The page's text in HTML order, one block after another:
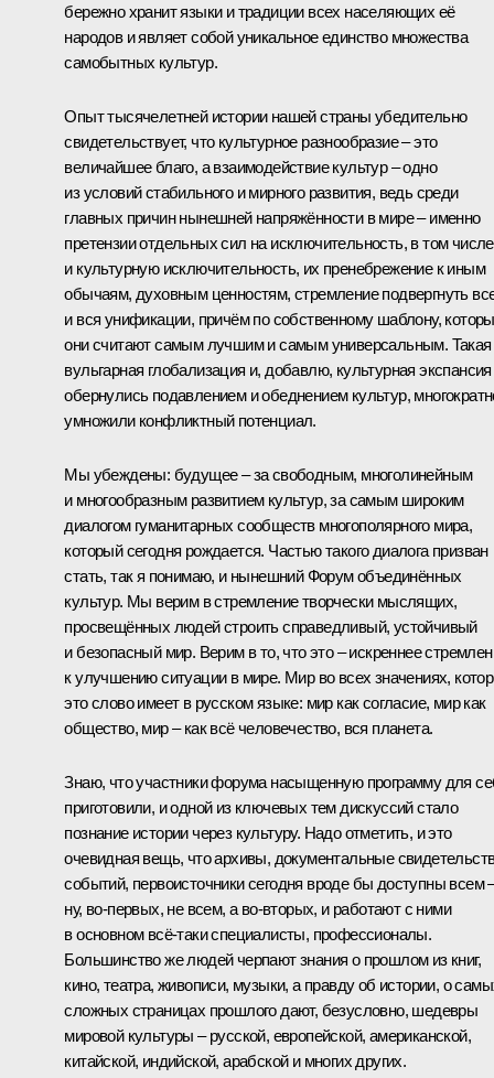
бережно хранит языки и традиции всех населяющих её
народов и являет собой уникальное единство множества
самобытных культур.
Опыт тысячелетней истории нашей страны убедительно
свидетельствует, что культурное разнообразие – это
величайшее благо, а взаимодействие культур – одно
из условий стабильного и мирного развития, ведь среди
главных причин нынешней напряжённости в мире – именно
претензии отдельных сил на исключительность, в том числе
и культурную исключительность, их пренебрежение к иным
обычаям, духовным ценностям, стремление подвергнуть
и вся унификации, причём по собственному шаблону,
они считают самым лучшим и самым универсальным. Такая
вульгарная глобализация и, добавлю, культурная экспансия
обернулись подавлением и обеднением культур,
умножили конфликтный потенциал.
Мы убеждены: будущее – за свободным, многолинейным
и многообразным развитием культур, за самым широким
диалогом гуманитарных сообществ многополярного мира,
который сегодня рождается. Частью такого диалога призван
стать, так я понимаю, и нынешний Форум объединённых
культур. Мы верим в стремление творчески мыслящих,
просвещённых людей строить справедливый, устойчивый
и безопасный мир. Верим в то, что это – искреннее
к улучшению ситуации в мире. Мир во всех значениях,
это слово имеет в русском языке: мир как согласие, мир как
общество, мир – как всё человечество, вся планета.
Знаю, что участники форума насыщенную программу для
приготовили, и одной из ключевых тем дискуссий стало
познание истории через культуру. Надо отметить, и это
очевидная вещь, что архивы, документальные
событий, первоисточники сегодня вроде бы доступны всем
ну, во-первых, не всем, а во-вторых, и работают с ними
в основном всё-таки специалисты, профессионалы.
Большинство же людей черпают знания о прошлом из книг,
кино, театра, живописи, музыки, а правду об истории, о
сложных страницах прошлого дают, безусловно, шедевры
мировой культуры – русской, европейской, американской,
китайской, индийской, арабской и многих других.